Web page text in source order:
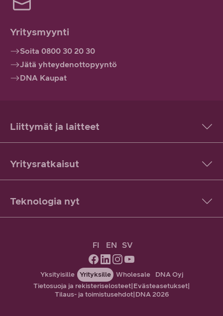
Yritysmyynti
Soita 0800 30 20 30
Jätä yhteydenottopyyntö
DNA Kaupat
Liittymät ja laitteet
Yritysratkaisut
Teknologia nyt
FI EN SV
Yksityisille Yrityksille Wholesale
DNA Oyj
Tietosuoja ja rekisteriselosteet|Evästeasetukset|
Tilaus- ja toimistusehdot|DNA 2026